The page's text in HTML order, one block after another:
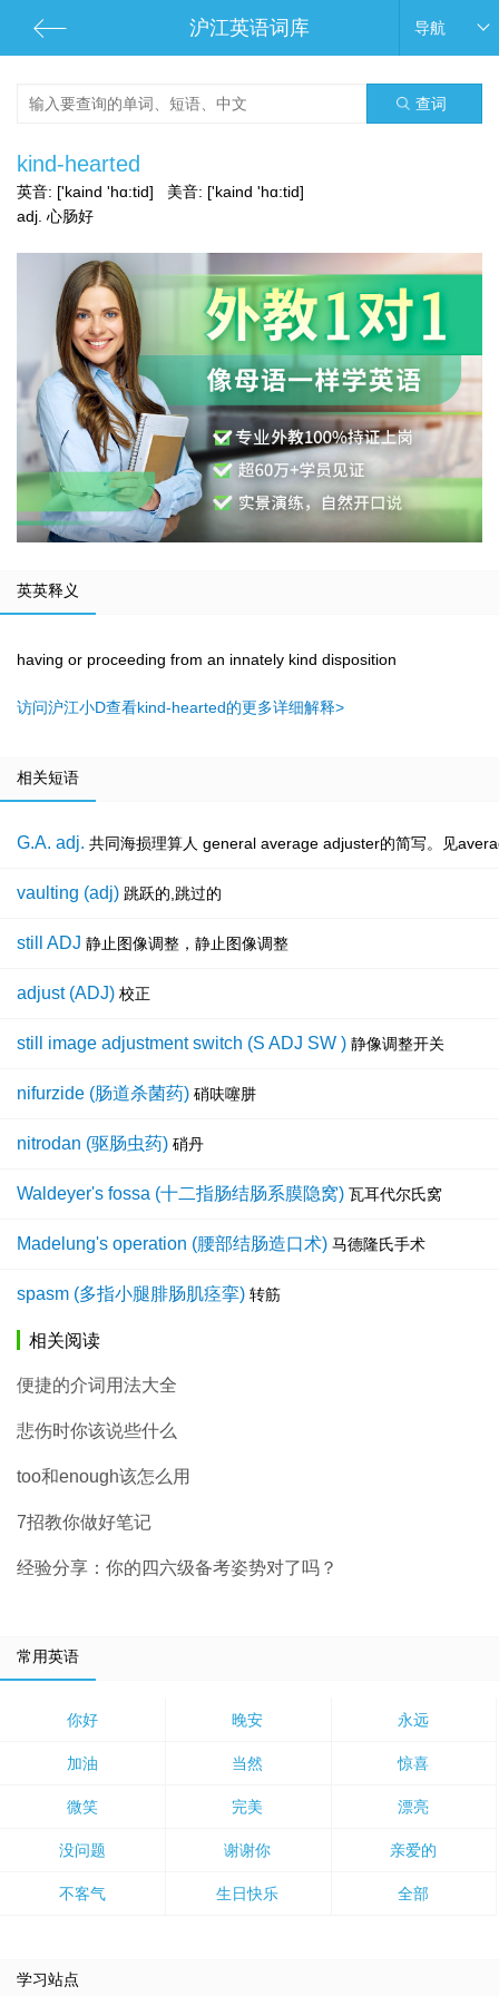
沪江英语词库 导航
查词
kind-hearted
英音: ['kaind 'hɑ:tid] 美音: ['kaind 'hɑ:tid]
adj. 心肠好
英英释义
having or proceeding from an innately kind disposition
访问沪江小D查看kind-hearted的更多详细解释>
相关短语
G.A. adj. 共同海损理算人 general average adjuster的简写。见
vaulting (adj) 跳跃的,跳过的
still ADJ 静止图像调整，静止图像调整
adjust (ADJ) 校正
still image adjustment switch (S ADJ SW ) 静像调整开关
nifurzide (肠道杀菌药) 硝呋噻肼
nitrodan (驱肠虫药) 硝丹
Waldeyer's fossa (十二指肠结肠系膜隐窝) 瓦耳代尔氏窝
Madelung's operation (腰部结肠造口术) 马德隆氏手术
spasm (多指小腿腓肠肌痉挛) 转筋
相关阅读
便捷的介词用法大全
悲伤时你该说些什么
too和enough该怎么用
7招教你做好笔记
经验分享：你的四六级备考姿势对了吗？
常用英语
你好 晚安 永远
加油 当然 惊喜
微笑 完美 漂亮
没问题 谢谢你 亲爱的
不客气 生日快乐 全部
学习站点